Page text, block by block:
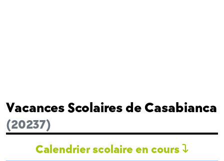
Vacances Scolaires de Casabianca
(20237)
Calendrier scolaire en cours